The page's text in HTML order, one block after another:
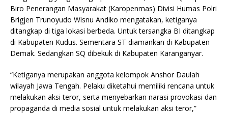
Biro Penerangan Masyarakat (Karopenmas) Divisi Humas Polri
Brigjen Trunoyudo Wisnu Andiko mengatakan, ketiganya
ditangkap di tiga lokasi berbeda. Untuk tersangka BI ditangkap
di Kabupaten Kudus. Sementara ST diamankan di Kabupaten
Demak. Sedangkan SQ dibekuk di Kabupaten Karanganyar.
“Ketiganya merupakan anggota kelompok Anshor Daulah
wilayah Jawa Tengah. Pelaku diketahui memiliki rencana untuk
melakukan aksi teror, serta menyebarkan narasi provokasi dan
propaganda di media sosial untuk melakukan aksi teror,”